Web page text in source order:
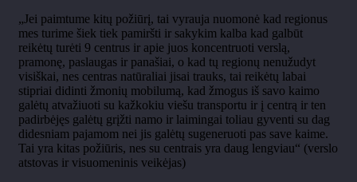
„Jei paimtume kitų požiūrį, tai vyrauja nuomonė kad regionus
mes turime šiek tiek pamiršti ir sakykim kalba kad galbūt
reikėtų turėti 9 centrus ir apie juos koncentruoti verslą,
pramonę, paslaugas ir panašiai, o kad tų regionų nenužudyt
visiškai, nes centras natūraliai jisai trauks, tai reikėtų labai
stipriai didinti žmonių mobilumą, kad žmogus iš savo kaimo
galėtų atvažiuoti su kažkokiu viešu transportu ir į centrą ir ten
padirbėjęs galėtų grįžti namo ir laimingai toliau gyventi su dag
didesniam pajamom nei jis galėtų sugeneruoti pas save kaime.
Tai yra kitas požiūris, nes su centrais yra daug lengviau“ (verslo
atstovas ir visuomeninis veikėjas)